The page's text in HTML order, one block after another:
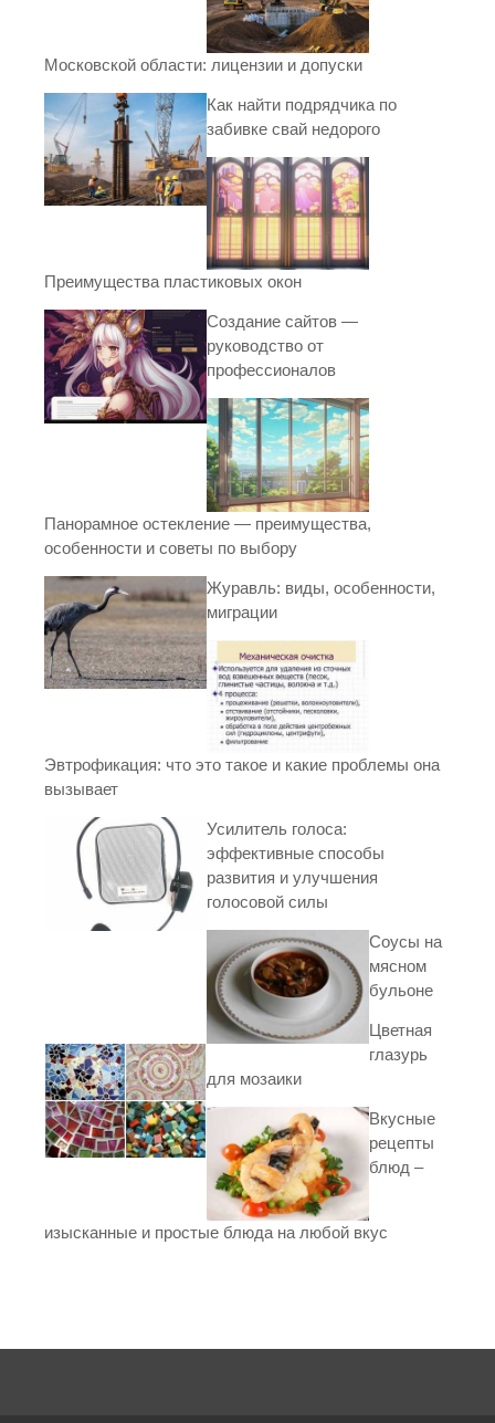
Московской области: лицензии и допуски
Как найти подрядчика по
забивке свай недорого
Преимущества пластиковых окон
Создание сайтов —
руководство от
профессионалов
Панорамное остекление — преимущества,
особенности и советы по выбору
Журавль: виды, особенности,
миграции
Эвтрофикация: что это такое и какие проблемы она
вызывает
Усилитель голоса:
эффективные способы
развития и улучшения
голосовой силы
Соусы на
мясном
бульоне
Цветная
глазурь
для мозаики
Вкусные
рецепты
блюд –
изысканные и простые блюда на любой вкус